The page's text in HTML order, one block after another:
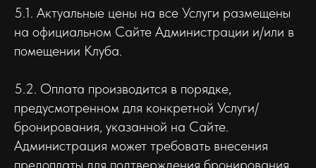
5.1. Актуальные цены на все Услуги размещены
на официальном Сайте Администрации и/или в
помещении Клуба.
5.2. Оплата производится в порядке,
предусмотренном для конкретной Услуги/
бронирования, указанной на Сайте.
Администрация может требовать внесения
предоплаты для подтверждения бронирования.